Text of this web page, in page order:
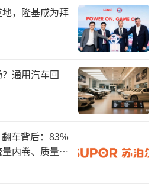
刺”？
确，需要和“即送价”做对
通用名、同厂牌、同剂型、
，优先针对网络售药平台
额高的大型连锁互联网药
配送模式价格。
”的定义是有争议的。一
药的包括药价和配送费。
，隆基成为拜
通用汽车回
车背后：83%
内卷、质量频